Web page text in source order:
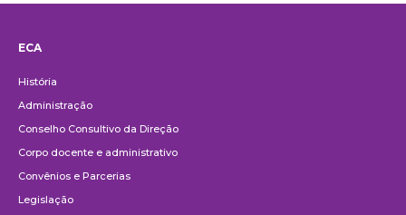
ECA
História
Administração
Conselho Consultivo da Direção
Corpo docente e administrativo
Convênios e Parcerias
Legislação